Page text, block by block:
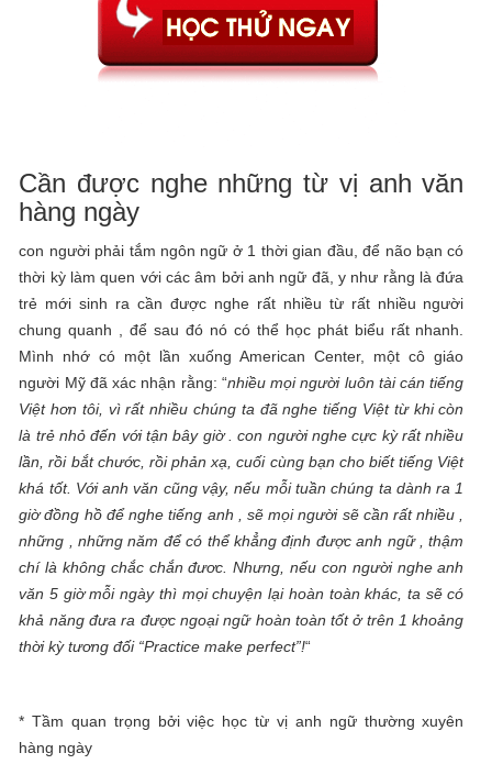
Cần được nghe những từ vị anh văn
hàng ngày
con người phải tắm ngôn ngữ ở 1 thời gian đầu, để não bạn có
thời kỳ làm quen với các âm bởi anh ngữ đã, y như rằng là đứa
trẻ mới sinh ra cần được nghe rất nhiều từ rất nhiều người
chung quanh , để sau đó nó có thể học phát biểu rất nhanh.
Mình nhớ có một lần xuống American Center, một cô giáo
người Mỹ đã xác nhận rằng: “nhiều mọi người luôn tài cán tiếng
Việt hơn tôi, vì rất nhiều chúng ta đã nghe tiếng Việt từ khi còn
là trẻ nhỏ đến với tận bây giờ . con người nghe cực kỳ rất nhiều
lần, rồi bắt chước, rồi phản xạ, cuối cùng bạn cho biết tiếng Việt
khá tốt. Với anh văn cũng vậy, nếu mỗi tuần chúng ta dành ra 1
giờ đồng hồ để nghe tiếng anh , sẽ mọi người sẽ cần rất nhiều ,
những , những năm để có thể khẳng định được anh ngữ , thậm
chí là không chắc chắn đươc. Nhưng, nếu con người nghe anh
văn 5 giờ mỗi ngày thì mọi chuyện lại hoàn toàn khác, ta sẽ có
khả năng đưa ra được ngoại ngữ hoàn toàn tốt ở trên 1 khoảng
thời kỳ tương đối “Practice make perfect”!“
* Tầm quan trọng bởi việc học từ vị anh ngữ thường xuyên
hàng ngày